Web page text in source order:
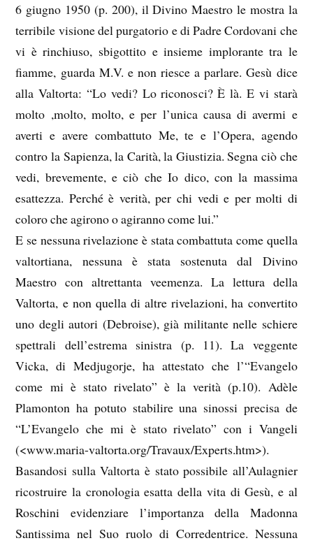
6 giugno 1950 (p. 200), il Divino Maestro le mostra la
terribile visione del purgatorio e di Padre Cordovani che
vi è rinchiuso, sbigottito e insieme implorante tra le
fiamme, guarda M.V. e non riesce a parlare. Gesù dice
alla Valtorta: “Lo vedi? Lo riconosci? È là. E vi starà
molto ,molto, molto, e per l’unica causa di avermi e
averti e avere combattuto Me, te e l’Opera, agendo
contro la Sapienza, la Carità, la Giustizia. Segna ciò che
vedi, brevemente, e ciò che Io dico, con la massima
esattezza. Perché è verità, per chi vedi e per molti di
coloro che agirono o agiranno come lui.”
E se nessuna rivelazione è stata combattuta come quella
valtortiana, nessuna è stata sostenuta dal Divino
Maestro con altrettanta veemenza. La lettura della
Valtorta, e non quella di altre rivelazioni, ha convertito
uno degli autori (Debroise), già militante nelle schiere
spettrali dell’estrema sinistra (p. 11). La veggente
Vicka, di Medjugorje, ha attestato che l’“Evangelo
come mi è stato rivelato” è la verità (p.10). Adèle
Plamonton ha potuto stabilire una sinossi precisa de
“L’Evangelo che mi è stato rivelato” con i Vangeli
(<www.maria-valtorta.org/Travaux/Experts.htm>).
Basandosi sulla Valtorta è stato possibile all’Aulagnier
ricostruire la cronologia esatta della vita di Gesù, e al
Roschini evidenziare l’importanza della Madonna
Santissima nel Suo ruolo di Corredentrice. Nessuna